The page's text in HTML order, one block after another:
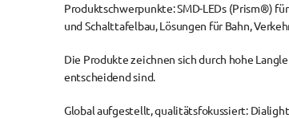
Produktschwerpunkte: SMD-LEDs (Prism®)
und Schalttafelbau, Lösungen für Bahn,
Die Produkte zeichnen sich durch hohe
entscheidend sind.
Global aufgestellt, qualitätsfokussiert: